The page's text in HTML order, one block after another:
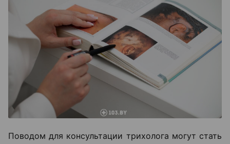
Поводом для консультации трихолога могут стать